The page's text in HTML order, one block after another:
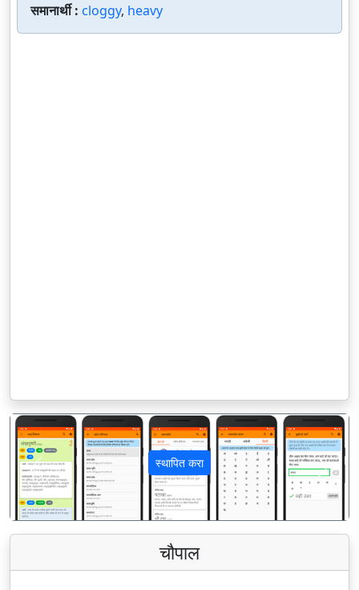
समानार्थी : cloggy, heavy
स्थापित करा
पिछला अगला
चौपाल